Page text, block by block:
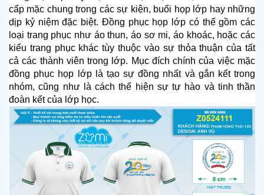
cấp mặc chung trong các sự kiện, buổi họp lớp hay những
dịp kỷ niệm đặc biệt. Đồng phục họp lớp có thể gồm các
loại trang phục như áo thun, áo sơ mi, áo khoác, hoặc các
kiểu trang phục khác tùy thuộc vào sự thỏa thuận của tất
cả các thành viên trong lớp. Mục đích chính của việc mặc
đồng phục họp lớp là tạo sự đồng nhất và gắn kết trong
nhóm, cũng như là cách thể hiện sự tự hào và tinh thần
đoàn kết của lớp học.